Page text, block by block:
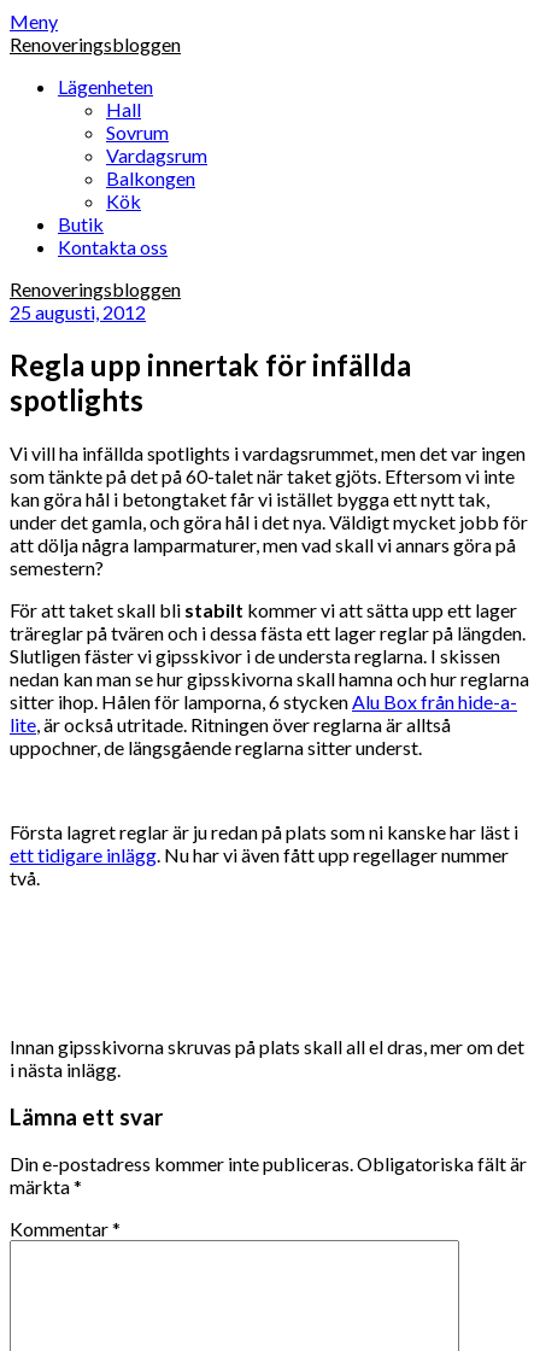
Hoppa
till
Meny
Renoveringsbloggen
Lägenheten
Hall
Sovrum
Vardagsrum
Balkongen
Kök
Butik
Kontakta oss
Renoveringsbloggen
25 augusti, 2012
Regla upp innertak för infällda
spotlights
Vi vill ha infällda spotlights i vardagsrummet, men det var ingen
som tänkte på det på 60-talet när taket gjöts. Eftersom vi inte
kan göra hål i betongtaket får vi istället bygga ett nytt tak,
under det gamla, och göra hål i det nya. Väldigt mycket jobb för
att dölja några lamparmaturer, men vad skall vi annars göra på
semestern?
För att taket skall bli stabilt kommer vi att sätta upp ett lager
träreglar på tvären och i dessa fästa ett lager reglar på längden.
Slutligen fäster vi gipsskivor i de understa reglarna. I skissen
nedan kan man se hur gipsskivorna skall hamna och hur reglarna
sitter ihop. Hålen för lamporna, 6 styckenAlu Box från hide-a-
lite, är också utritade. Ritningen över reglarna är alltså
uppochner, de längsgående reglarna sitter underst.
Första lagret reglar är ju redan på plats som ni kanske har läst i
ett tidigare inlägg. Nu har vi även fått upp regellager nummer
två.
Innan gipsskivorna skruvas på plats skall all el dras, mer om det
i nästa inlägg.
Lämna ett svar
Din e-postadress kommer inte publiceras.Obligatoriska fält är
märkta*
Kommentar*